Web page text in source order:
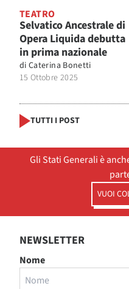
TEATRO
Selvatico Ancestrale di
Opera Liquida debutta
in prima nazionale
di Caterina Bonetti
15 Ottobre 2025
TUTTI I POST
Gli Stati Generali è
VUOI
NEWSLETTER
Nome